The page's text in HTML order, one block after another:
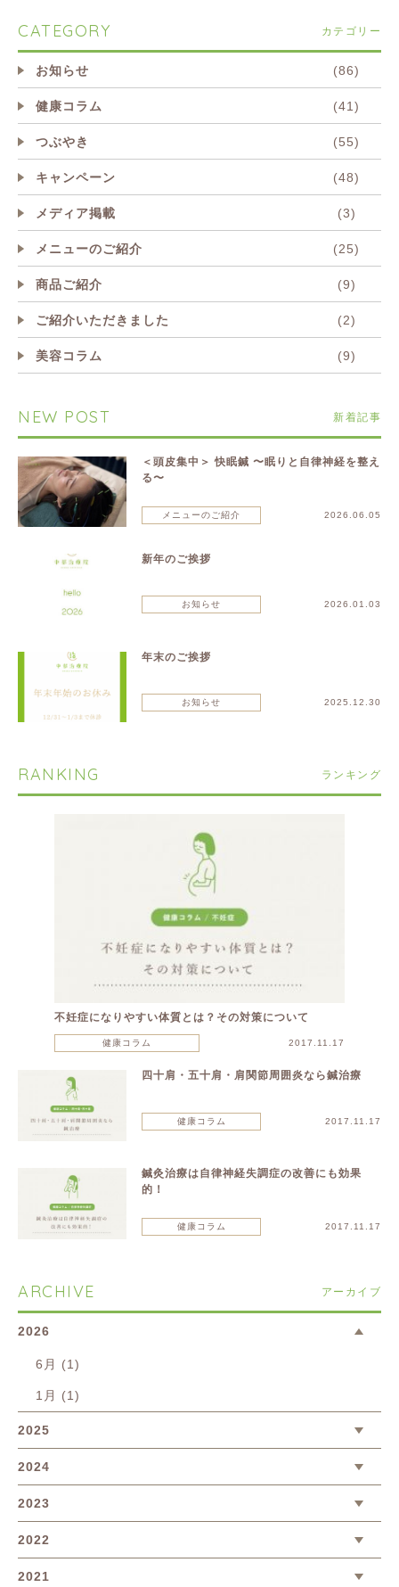
CATEGORY カテゴリー
お知らせ (86)
健康コラム (41)
つぶやき (55)
キャンペーン (48)
メディア掲載 (3)
メニューのご紹介 (25)
商品ご紹介 (9)
ご紹介いただきました (2)
美容コラム (9)
NEW POST 新着記事
＜頭皮集中＞ 快眠鍼 〜眠りと自律神経を整え
る〜
メニューのご紹介 2026.06.05
新年のご挨拶
お知らせ 2026.01.03
年末のご挨拶
お知らせ 2025.12.30
RANKING ランキング
不妊症になりやすい体質とは？その対策について
健康コラム 2017.11.17
四十肩・五十肩・肩関節周囲炎なら鍼治療
健康コラム 2017.11.17
鍼灸治療は自律神経失調症の改善にも効果
的！
健康コラム 2017.11.17
ARCHIVE アーカイブ
2026
6月 (1)
1月 (1)
2025
2024
2023
2022
2021